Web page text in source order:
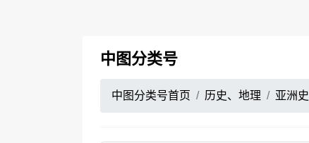
中图分类号
中图分类号首页 历史、地理 亚洲史